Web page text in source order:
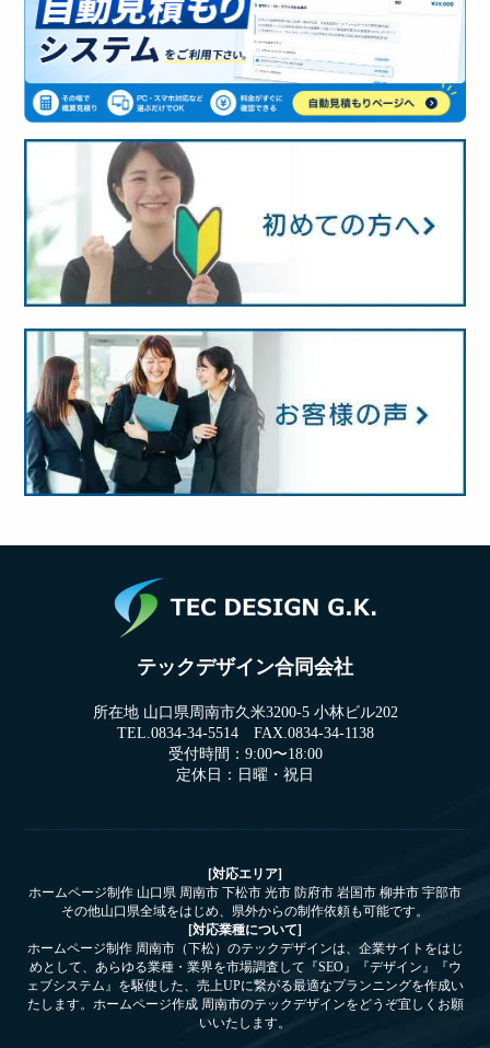
テックデザイン合同会社
所在地 山口県周南市久米3200-5 小林ビル202
TEL.0834-34-5514 FAX.0834-34-1138
受付時間：9:00〜18:00
定休日：日曜・祝日
[対応エリア]
ホームページ制作 山口県 周南市 下松市 光市 防府市 岩国市 柳井市 宇部市
その他山口県全域をはじめ、県外からの制作依頼も可能です。
[対応業種について]
ホームページ制作 周南市（下松）のテックデザインは、企業サイトをはじ
めとして、あらゆる業種・業界を市場調査して『SEO』『デザイン』『ウ
ェブシステム』を駆使した、売上UPに繋がる最適なプランニングを作成い
たします。ホームページ作成 周南市のテックデザインをどうぞ宜しくお願
いいたします。